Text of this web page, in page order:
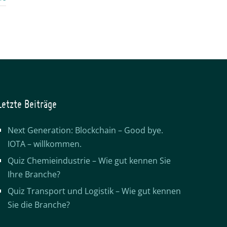
Beiträge
Next Generation: Blockchain – Good bye.
IOTA – willkommen.
Quiz Chemieindustrie – Wie gut kennen Sie
Ihre Branche?
Quiz Transport und Logistik – Wie gut kennen
Sie die Branche?